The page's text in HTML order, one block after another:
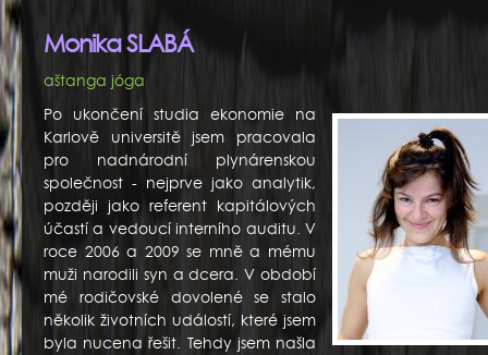
Monika SLABÁ
aštanga jóga
Po ukončení studia ekonomie na
Karlově universitě jsem pracovala
pro nadnárodní plynárenskou
společnost - nejprve jako analytik,
později jako referent kapitálových
účastí a vedoucí interního auditu. V
roce 2006 a 2009 se mně a mému
muži narodili syn a dcera. V období
mé rodičovské dovolené se stalo
několik životních událostí, které jsem
byla nucena řešit. Tehdy jsem našla